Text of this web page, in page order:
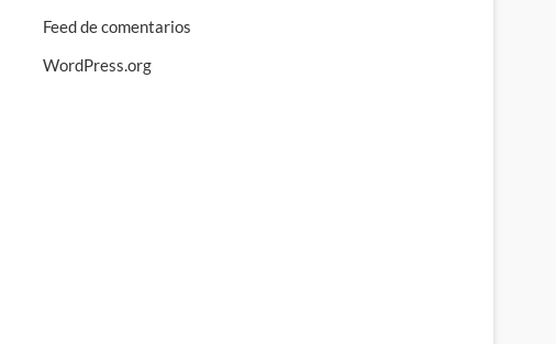
Feed de comentarios
WordPress.org